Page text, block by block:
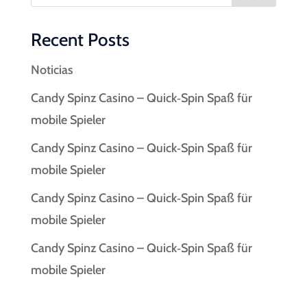
Recent Posts
Noticias
Candy Spinz Casino – Quick‑Spin Spaß für
mobile Spieler
Candy Spinz Casino – Quick‑Spin Spaß für
mobile Spieler
Candy Spinz Casino – Quick‑Spin Spaß für
mobile Spieler
Candy Spinz Casino – Quick‑Spin Spaß für
mobile Spieler